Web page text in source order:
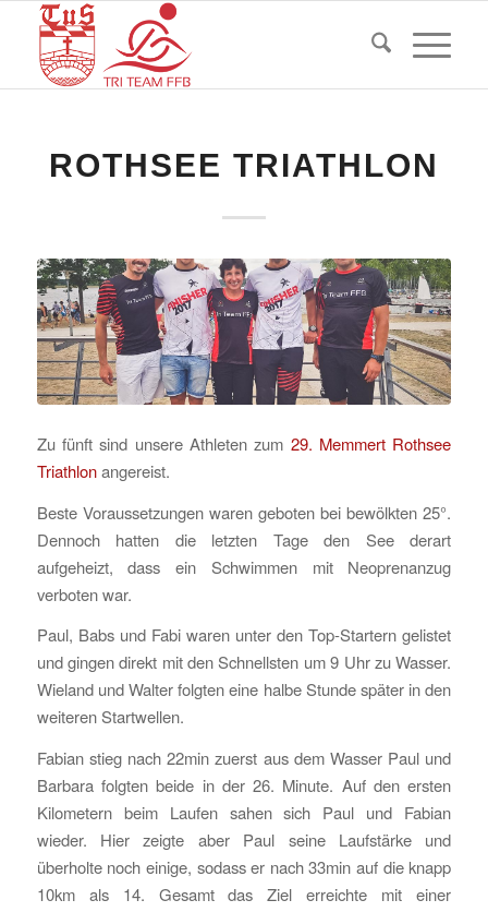
ROTHSEE TRIATHLON
Zu fünft sind unsere Athleten zum 29. Memmert Rothsee
Triathlonangereist.
Beste Voraussetzungen waren geboten bei bewölkten 25°.
Dennoch hatten die letzten Tage den See derart
aufgeheizt, dass ein Schwimmen mit Neoprenanzug
verboten war.
Paul, Babs und Fabi waren unter den Top-Startern gelistet
und gingen direkt mit den Schnellsten um 9 Uhr zu Wasser.
Wieland und Walter folgten eine halbe Stunde später in den
weiteren Startwellen.
Fabian stieg nach 22min zuerst aus dem Wasser Paul und
Barbara folgten beide in der 26. Minute. Auf den ersten
Kilometern beim Laufen sahen sich Paul und Fabian
wieder. Hier zeigte aber Paul seine Laufstärke und
überholte noch einige, sodass er nach 33min auf die knapp
10km als 14. Gesamt das Ziel erreichte mit einer